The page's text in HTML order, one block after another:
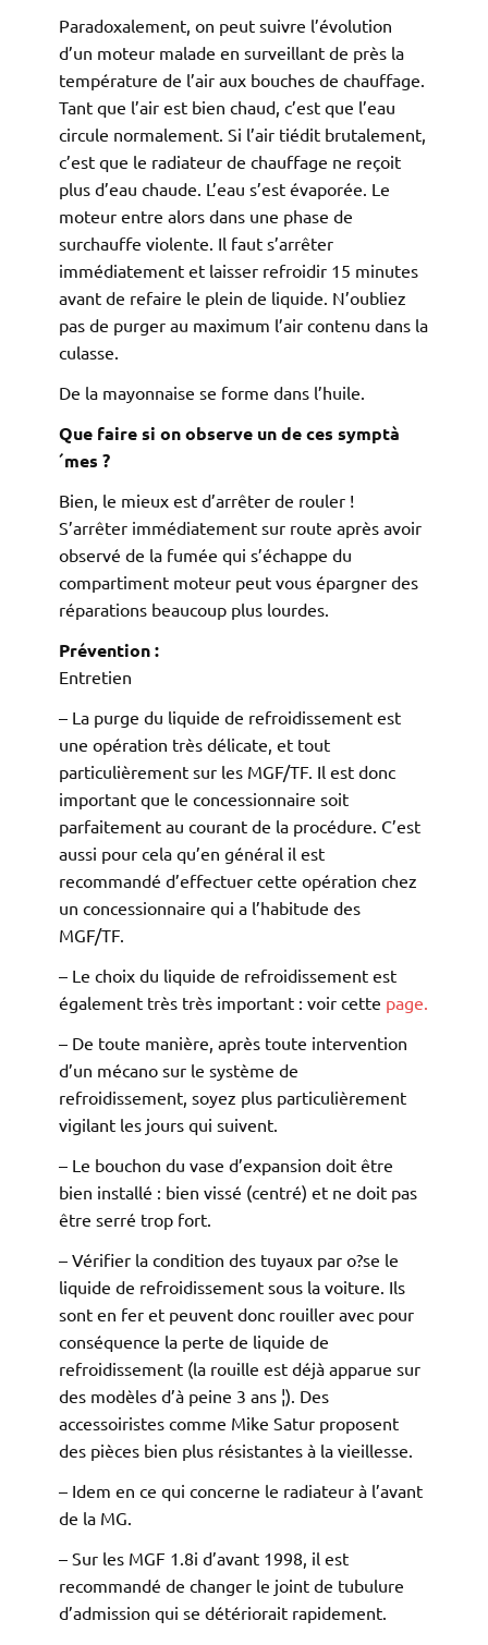
Paradoxalement, on peut suivre l’évolution
d’un moteur malade en surveillant de près la
température de l’air aux bouches de chauffage.
Tant que l’air est bien chaud, c’est que l’eau
circule normalement. Si l’air tiédit brutalement,
c’est que le radiateur de chauffage ne reçoit
plus d’eau chaude. L’eau s’est évaporée. Le
moteur entre alors dans une phase de
surchauffe violente. Il faut s’arrêter
immédiatement et laisser refroidir 15 minutes
avant de refaire le plein de liquide. N’oubliez
pas de purger au maximum l’air contenu dans la
culasse.
De la mayonnaise se forme dans l’huile.
Que faire si on observe un de ces symptà
´mes ?
Bien, le mieux est d’arrêter de rouler !
S’arrêter immédiatement sur route après avoir
observé de la fumée qui s’échappe du
compartiment moteur peut vous épargner des
réparations beaucoup plus lourdes.
Prévention :
Entretien
– La purge du liquide de refroidissement est
une opération très délicate, et tout
particulièrement sur les MGF/TF. Il est donc
important que le concessionnaire soit
parfaitement au courant de la procédure. C’est
aussi pour cela qu’en général il est
recommandé d’effectuer cette opération chez
un concessionnaire qui a l’habitude des
MGF/TF.
– Le choix du liquide de refroidissement est
également très très important : voir cette page.
– De toute manière, après toute intervention
d’un mécano sur le système de
refroidissement, soyez plus particulièrement
vigilant les jours qui suivent.
– Le bouchon du vase d’expansion doit être
bien installé : bien vissé (centré) et ne doit pas
être serré trop fort.
– Vérifier la condition des tuyaux par o?se le
liquide de refroidissement sous la voiture. Ils
sont en fer et peuvent donc rouiller avec pour
conséquence la perte de liquide de
refroidissement (la rouille est déjà apparue sur
des modèles d’à peine 3 ans ¦). Des
accessoiristes comme Mike Satur proposent
des pièces bien plus résistantes à la vieillesse.
– Idem en ce qui concerne le radiateur à l’avant
de la MG.
– Sur les MGF 1.8i d’avant 1998, il est
recommandé de changer le joint de tubulure
d’admission qui se détériorait rapidement.